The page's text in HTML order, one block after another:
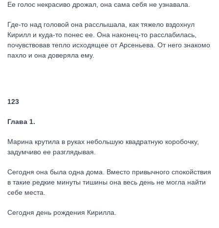
Ее голос некрасиво дрожал, она сама себя не узнавала.
Где-то над головой она расслышала, как тяжело вздохнул
Кирилл и куда-то понес ее. Она наконец-то расслабилась,
почувствовав тепло исходящее от Арсеньева. От него знакомо
пахло и она доверяла ему.
123
Глава 1.
Марина крутила в руках небольшую квадратную коробочку,
задумчиво ее разглядывая.
Сегодня она была одна дома. Вместо привычного спокойствия
в такие редкие минуты тишины она весь день не могла найти
себе места.
Сегодня день рождения Кирилла.